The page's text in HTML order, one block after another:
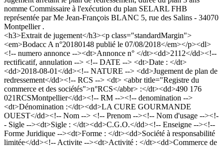
nomme Commissaire à l'exécution du plan SELARL FHB
représentée par Me Jean-François BLANC 5, rue des Salins - 34070
Montpellier .
<h3>Extrait de jugement</h3><p class="standardMargin">
<em>Bodacc A n°20180148 publié le 07/08/2018</em></p><dl>
<!-- numero annonce --><dt>Annonce n° </dt><dd>2112</dd><!--
rectificatif, annulation --> <!-- DATE --> <dt>Date : </dt>
<dd>2018-08-01</dd><!-- NATURE --> <dd>Jugement de plan de
redressement</dd><!-- RCS --> <dt> <abbr title="Registre du
commerce et des sociétés">n°RCS</abbr> :</dt><dd>490 176
021RCSMontpellier</dd><!-- RM --><!-- denomination -->
<dt>Dénomination :</dt><dd>LA CURE GOURMANDE
OUEST</dd><!-- Nom --> <!-- Prenom --><!-- Nom d'usage --><!-
- Sigle --><dt>Sigle : </dt><dd>C.G.O.</dd><!-- Enseigne --><!--
Forme Juridique --><dt>Forme : </dt><dd>Société à responsabilité
limitée</dd><!-- Activite --><dt>Activité : </dt><dd>Commerce de